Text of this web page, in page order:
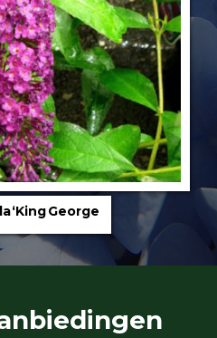
‘King George